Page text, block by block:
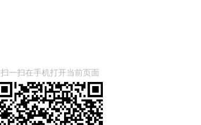
扫一扫在手机打开当前页面